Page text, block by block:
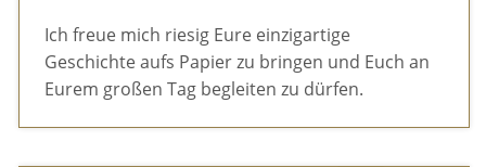
Ich freue mich riesig Eure einzigartige
Geschichte aufs Papier zu bringen und Euch an
Eurem großen Tag begleiten zu dürfen.